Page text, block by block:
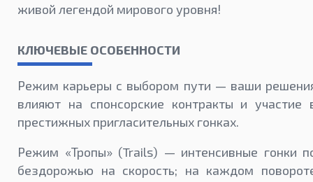
живой легендой мирового уровня!
КЛЮЧЕВЫЕ ОСОБЕННОСТИ
Режим карьеры с выбором пути — ваши
влияют на спонсорские контракты и участие
престижных пригласительных гонках.
Режим «Тропы» (Trails) — интенсивные гонки
бездорожью на скорость; на каждом